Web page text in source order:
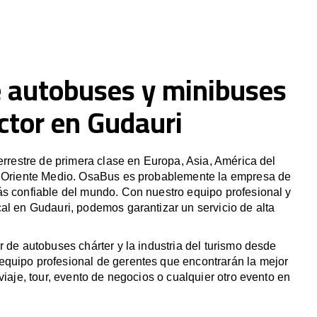
y minibuses
en Gudauri
de primera clase en Europa, Asia, América del
Medio. OsaBus es probablemente la empresa de
confiable del mundo. Con nuestro equipo profesional y
en Gudauri, podemos garantizar un servicio de alta
de autobuses chárter y la industria del turismo desde
profesional de gerentes que encontrarán la mejor
tour, evento de negocios o cualquier otro evento en